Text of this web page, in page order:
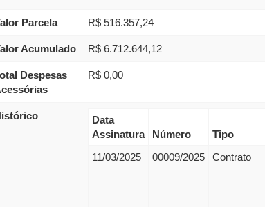
Parcela R$ 516.357,24
Acumulado R$ 6.712.644,12
Despesas
R$ 0,00
Data
Assinatura
Número Tipo
11/03/2025
00009/2025 Contrato